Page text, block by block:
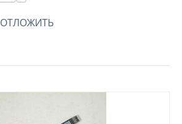
ОТЛОЖИТЬ